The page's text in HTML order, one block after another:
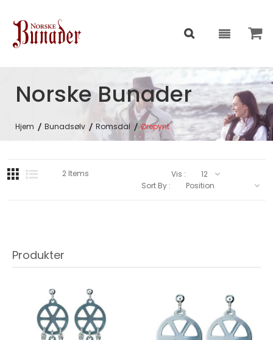
Norske Bunader
Hjem Bunadsølv Romsdal Ørepynt
Produkter
2Items
Vis :
Sort By :